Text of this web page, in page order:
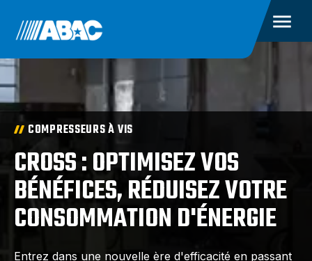
COMPRESSEURS À VIS
CROSS : OPTIMISEZ VOS
BÉNÉFICES, RÉDUISEZ VOTRE
CONSOMMATION D'ÉNERGIE
Entrez dans une nouvelle ère d'efficacité en passant